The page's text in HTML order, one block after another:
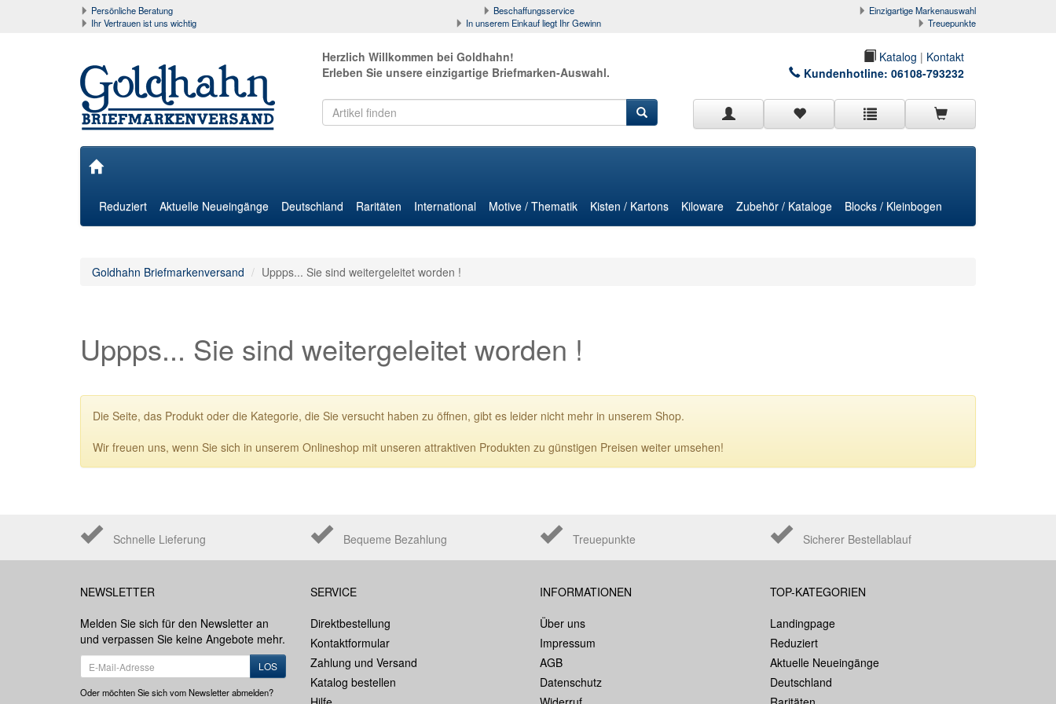
Persönliche Beratung Beschaffungsservice
Einzigartige Markenauswahl
Ihr Vertrauen ist uns wichtig
In unserem Einkauf liegt Ihr Gewinn Treuepunkte
Herzlich Willkommen bei Goldhahn!
Erleben Sie unsere einzigartige Briefmarken-Auswahl.
Katalog | Kontakt
Kundenhotline: 06108-793232
Reduziert Aktuelle Neueingänge Deutschland Raritäten International Motive / Thematik Kisten / Kartons Kiloware Zubehör / Kataloge Blocks / Kleinbogen
Goldhahn Briefmarkenversand Uppps... Sie sind weitergeleitet worden !
Uppps... Sie sind weitergeleitet worden !
Die Seite, das Produkt oder die Kategorie, die Sie versucht haben zu öffnen, gibt es leider nicht mehr in unserem Shop.
Wir freuen uns, wenn Sie sich in unserem Onlineshop mit unseren attraktiven Produkten zu günstigen Preisen weiter umsehen!
Schnelle Lieferung Bequeme Bezahlung Treuepunkte Sicherer Bestellablauf
NEWSLETTER
Melden Sie sich für den Newsletter an
und verpassen Sie keine Angebote mehr.
LOS
Oder möchten Sie sich vom Newsletter abmelden?
SERVICE
Direktbestellung
Kontaktformular
Zahlung und Versand
Katalog bestellen
INFORMATIONEN
Über uns
Impressum
AGB
Datenschutz
TOP-KATEGORIEN
Landingpage
Reduziert
Aktuelle Neueingänge
Deutschland